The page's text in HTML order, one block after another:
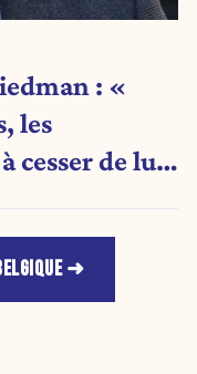
: «
les
cesser de lui